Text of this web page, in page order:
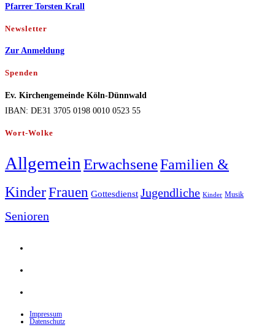
Pfarrer Torsten Krall
Newsletter
Zur Anmeldung
Spenden
Ev. Kirchengemeinde Köln-Dünnwald
IBAN: DE31 3705 0198 0010 0523 55
Wort-Wolke
Allgemein ErwachseneFamilien &
KinderFrauen Gottesdienst Jugendliche Kinder Musik
Senioren
new
tab
a
Impressum
Datenschutz